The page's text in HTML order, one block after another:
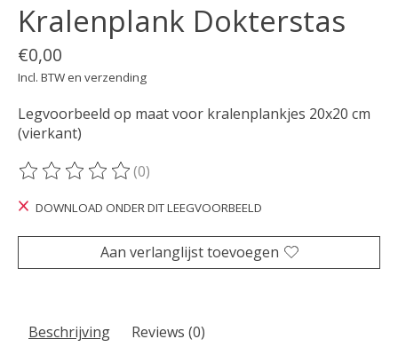
Kralenplank Dokterstas
€0,00
Incl. BTW en verzending
Legvoorbeeld op maat voor kralenplankjes 20x20 cm
(vierkant)
De beoordeling van dit product is
(0)
DOWNLOAD ONDER DIT LEEGVOORBEELD
Aan verlanglijst toevoegen
Beschrijving Reviews (0)